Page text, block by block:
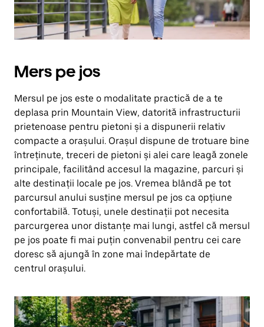
Mers pe jos
Mersul pe jos este o modalitate practică de a te
deplasa prin Mountain View, datorită infrastructurii
prietenoase pentru pietoni și a dispunerii relativ
compacte a orașului. Orașul dispune de trotuare bine
întreținute, treceri de pietoni și alei care leagă zonele
principale, facilitând accesul la magazine, parcuri și
alte destinații locale pe jos. Vremea blândă pe tot
parcursul anului susține mersul pe jos ca opțiune
confortabilă. Totuși, unele destinații pot necesita
parcurgerea unor distanțe mai lungi, astfel că mersul
pe jos poate fi mai puțin convenabil pentru cei care
doresc să ajungă în zone mai îndepărtate de
centrul orașului.